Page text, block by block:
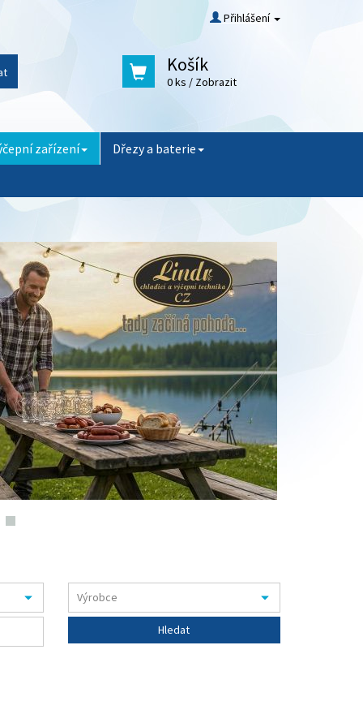
Přihlášení
Košík
0 ks / Zobrazit
zařízení Dřezy a baterie